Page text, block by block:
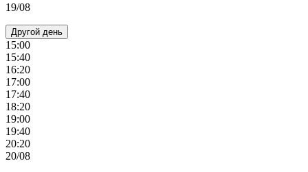
19/08
Другой день
15:00
15:40
16:20
17:00
17:40
18:20
19:00
19:40
20:20
20/08